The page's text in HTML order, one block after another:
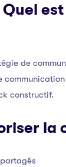
de
constructif.